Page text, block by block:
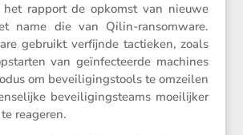
rapport de opkomst van nieuwe
name die van Qilin-ransom­ware.
gebruikt verfijnde tactieken, zoals
van geïnfec­teerde machines
om bevei­li­gingstools te omzeilen
bevei­li­gings­teams moeilijker
reageren.